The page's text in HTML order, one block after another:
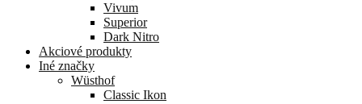
Vivum
Superior
Dark Nitro
Akciové produkty
Iné značky
Wüsthof
Classic Ikon